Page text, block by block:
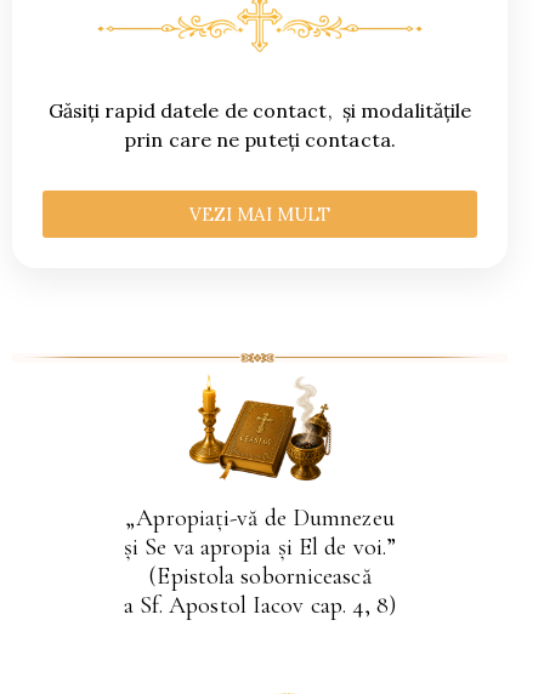
Găsiți rapid datele de contact, și modalitățile
prin care ne puteți contacta.
VEZI MAI MULT
„Apropiaţi-vă de Dumnezeu
şi Se va apropia şi El de voi.”
(Epistola sobornicească
a Sf. Apostol Iacov cap. 4, 8)